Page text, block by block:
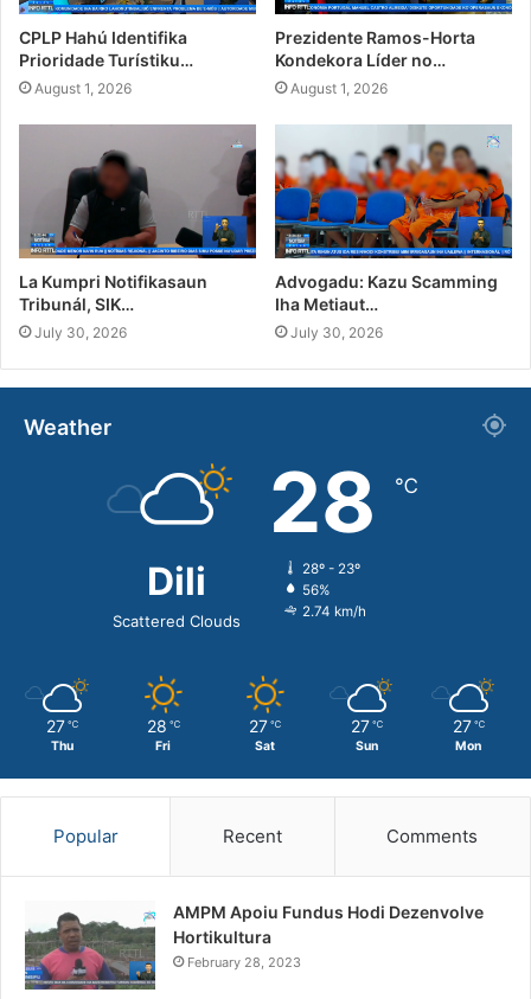
CPLP Hahú Identifika
Prioridade Turístiku…
August 1, 2026
Prezidente Ramos-Horta
Kondekora Líder no…
August 1, 2026
La Kumpri Notifikasaun
Tribunál, SIK…
July 30, 2026
Advogadu: Kazu Scamming
Iha Metiaut…
July 30, 2026
Weather
Dili
Scattered Clouds
28 ℃
28º - 23º
56%
2.74 km/h
27 ℃
Thu
28 ℃
Fri
27 ℃
Sat
27 ℃
Sun
27 ℃
Mon
Popular Recent Comments
AMPM Apoiu Fundus Hodi Dezenvolve
Hortikultura
February 28, 2023